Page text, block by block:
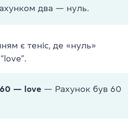
два — нуль.
є теніс, де «нуль»
60 — love — Рахунок був 60